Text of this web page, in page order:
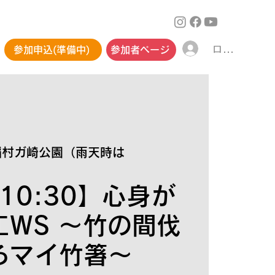
参加申込(準備中) 参加者ページ ログイン
村ガ崎公園（雨天時は
】心身が
WS 〜竹の間伐
マイ竹箸〜